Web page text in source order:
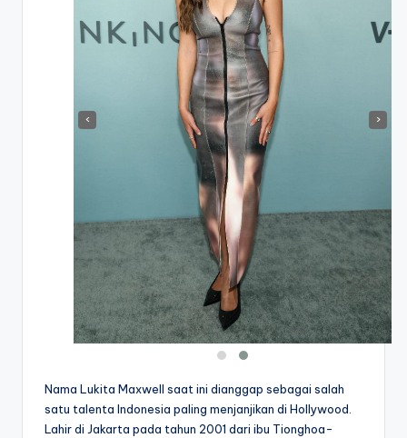
‹ ›
Nama Lukita Maxwell saat ini dianggap sebagai salah
satu talenta Indonesia paling menjanjikan di Hollywood.
Lahir di Jakarta pada tahun 2001 dari ibu Tionghoa-